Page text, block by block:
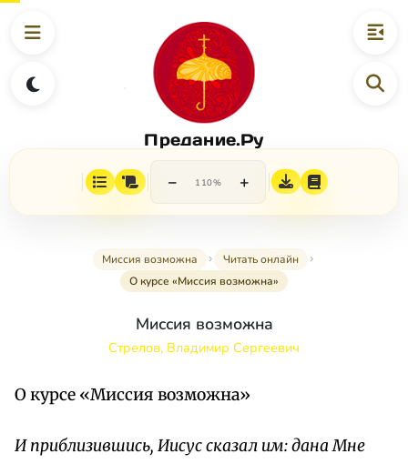
Предание.Ру
− 110% +
Миссия возможна
Читать онлайн
О курсе «Миссия возможна»
Миссия возможна
Стрелов, Владимир Сергеевич
О курсе «Миссия возможна»
И приблизившись, Иисус сказал им: дана Мне